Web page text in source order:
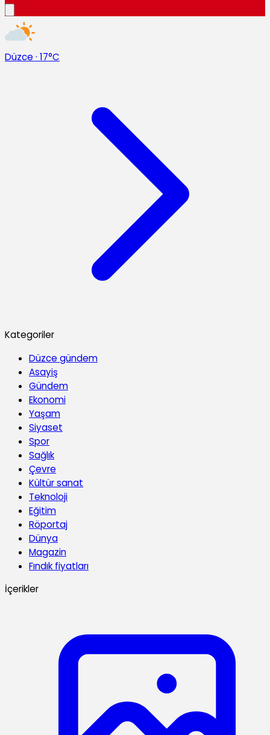
Düzce · 17°C
Kategoriler
Düzce gündem
Asayiş
Gündem
Ekonomi
Yaşam
Siyaset
Spor
Sağlık
Çevre
Kültür sanat
Teknoloji
Eğitim
Röportaj
Dünya
Magazin
Fındık fiyatları
İçerikler